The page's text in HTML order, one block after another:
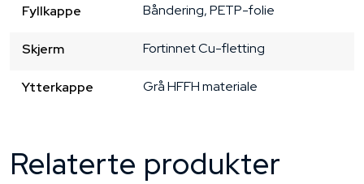
Fyllkappe Båndering, PETP-folie
Skjerm Fortinnet Cu-fletting
Ytterkappe GråHFFH materiale
Relaterte produkter